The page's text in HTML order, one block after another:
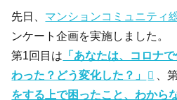
先日、 マンションコミュニティ
ンケート企画を実施しました。
第1回目は 「あなたは、コロナ
わった？どう変化した？」
、
をする上で困ったこと、わから